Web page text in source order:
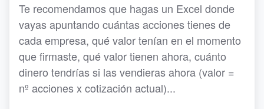
Te recomendamos que hagas un Excel donde
vayas apuntando cuántas acciones tienes de
cada empresa, qué valor tenían en el momento
que firmaste, qué valor tienen ahora, cuánto
dinero tendrías si las vendieras ahora (valor =
nº acciones x cotización actual)...